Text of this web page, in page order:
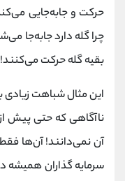
حرکت و جابه‌جایی
چرا گله دارد جابه‌جا
بقیه گله حرکت می‌کنند!
این مثال شباهت زیادی
ناآگاهی که حتی پیش
آن نمی‌دانند! آن‌ها
سرمایه گذاران همیشه